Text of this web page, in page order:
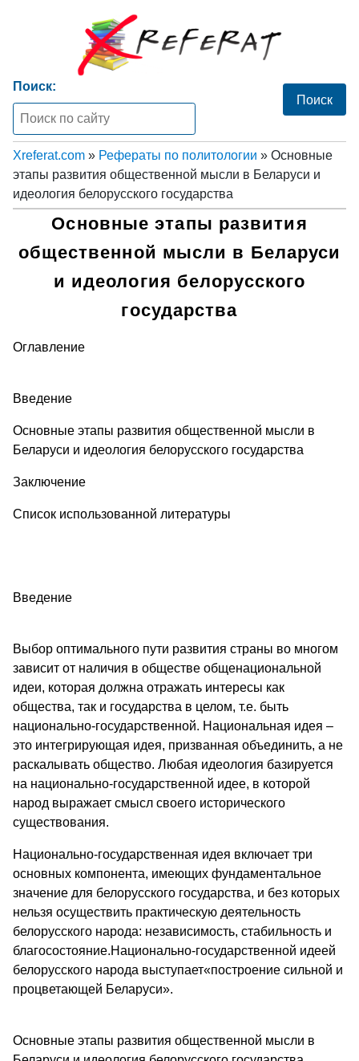
Поиск:
Xreferat.com » Рефераты по политологии » Основные
этапы развития общественной мысли в Беларуси и
идеология белорусского государства
Основные этапы развития
общественной мысли в Беларуси
и идеология белорусского
государства
Оглавление
Введение
Основные этапы развития общественной мысли в
Беларуси и идеология белорусского государства
Заключение
Список использованной литературы
Введение
Выбор оптимального пути развития страны во многом
зависит от наличия в обществе общенациональной
идеи, которая должна отражать интересы как
общества, так и государства в целом, т.е. быть
национально-государственной. Национальная идея –
это интегрирующая идея, призванная объединить, а не
раскалывать общество. Любая идеология базируется
на национально-государственной идее, в которой
народ выражает смысл своего исторического
существования.
Национально-государственная идея включает три
основных компонента, имеющих фундаментальное
значение для белорусского государства, и без которых
нельзя осуществить практическую деятельность
белорусского народа: независимость, стабильность и
благосостояние.Национально-государственной идеей
белорусского народа выступает«построение сильной и
процветающей Беларуси».
Основные этапы развития общественной мысли в